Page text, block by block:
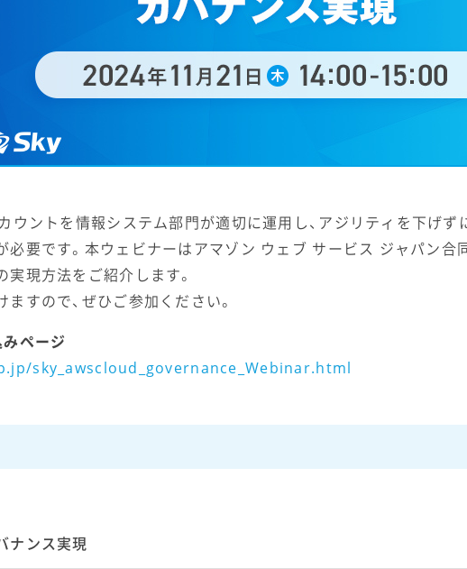
ウントを情報システム部門が適切に運用し、アジリティを下げ
必要です。本ウェビナーはアマゾン ウェブ サービス ジャパン合
現方法をご紹介します。
すので、ぜひご参加ください。
ページ
sky_awscloud_governance_Webinar.html
ナンス実現